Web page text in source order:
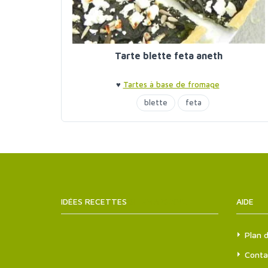
Tarte blette feta aneth
♥ Tartes à base de fromage
blette
feta
IDÉES RECETTES AIDE
Plan